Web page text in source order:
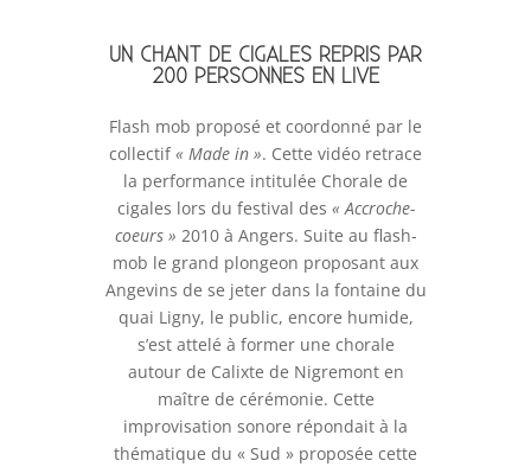
UN CHANT DE CIGALES REPRIS PAR
200 PERSONNES EN LIVE
​Flash mob proposé et coordonné par le
collectif« Made in ». Cette vidéo retrace
la performance intitulée Chorale de
cigales lors du festival des « Accroche-
coeurs » 2010 à Angers. Suite au flash-
mob le grand plongeon proposant aux
Angevins de se jeter dans la fontaine du
quai Ligny, le public, encore humide,
s’est attelé à former une chorale
autour de Calixte de Nigremont en
maître de cérémonie. Cette
improvisation sonore répondait à la
thématique du « Sud » proposée cette